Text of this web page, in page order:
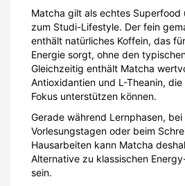
Matcha gilt als echtes
zum Studi-Lifestyle. Der fein
enthält natürliches Koffein, das
Energie sorgt, ohne den
Gleichzeitig enthält Matcha
Antioxidantien und L-Theanin,
Fokus unterstützen können.
Gerade während Lernphasen, bei
Vorlesungstagen oder beim
Hausarbeiten kann Matcha
Alternative zu klassischen
sein.